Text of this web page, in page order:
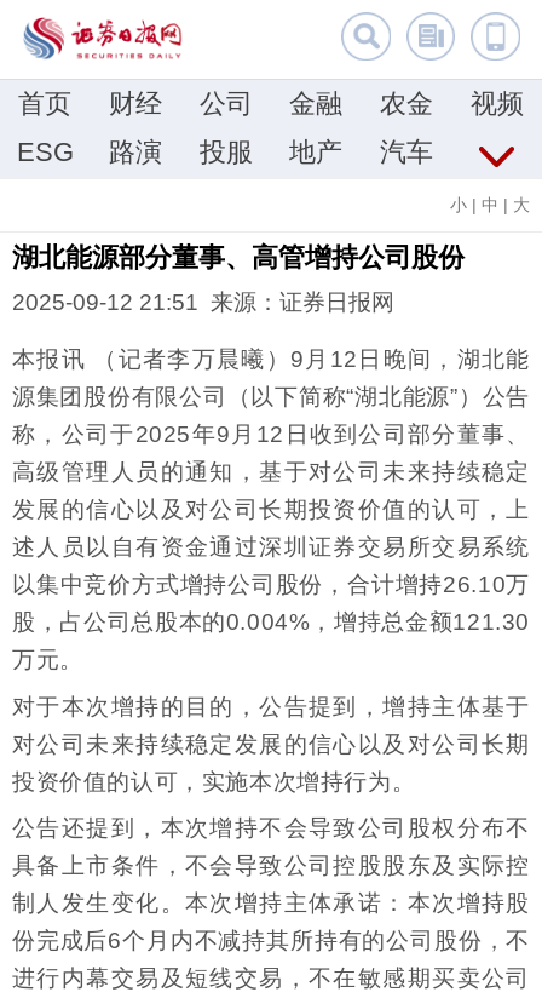
首页 财经 公司 金融 农金
视频
ESG
路演 投服 地产 汽车
小 | 中 | 大
湖北能源部分董事、高管增持公司股份
2025-09-12 21:51 来源：证券日报网
本报讯 （记者李万晨曦）9月12日晚间，湖北能
源集团股份有限公司（以下简称“湖北能源”）公告
称，公司于2025年9月12日收到公司部分董事、
高级管理人员的通知，基于对公司未来持续稳定
发展的信心以及对公司长期投资价值的认可，上
述人员以自有资金通过深圳证券交易所交易系统
以集中竞价方式增持公司股份，合计增持26.10万
股，占公司总股本的0.004%，增持总金额121.30
万元。
对于本次增持的目的，公告提到，增持主体基于
对公司未来持续稳定发展的信心以及对公司长期
投资价值的认可，实施本次增持行为。
公告还提到，本次增持不会导致公司股权分布不
具备上市条件，不会导致公司控股股东及实际控
制人发生变化。本次增持主体承诺：本次增持股
份完成后6个月内不减持其所持有的公司股份，不
进行内幕交易及短线交易，不在敏感期买卖公司